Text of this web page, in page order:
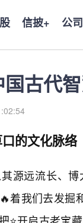
信披+ 公司
古代
的文化脉络
源远流长、
我们去发掘